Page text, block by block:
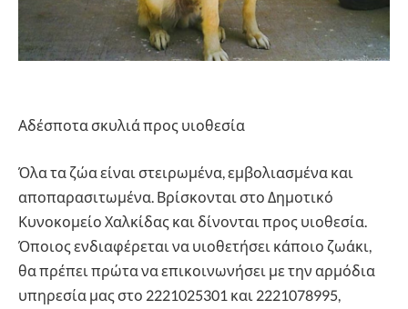
Αδέσποτα σκυλιά προς υιοθεσία
Όλα τα ζώα είναι στειρωμένα, εμβολιασμένα και
αποπαρασιτωμένα. Βρίσκονται στο Δημοτικό
Κυνοκομείο Χαλκίδας και δίνονται προς υιοθεσία.
Όποιος ενδιαφέρεται να υιοθετήσει κάποιο ζωάκι,
θα πρέπει πρώτα να επικοινωνήσει με την αρμόδια
υπηρεσία μας στο 2221025301 και 2221078995,